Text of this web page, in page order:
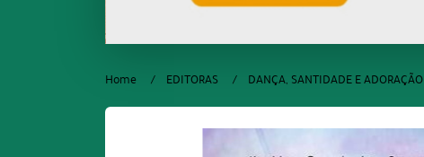
Home EDITORAS DANÇA, SANTIDADE E ADORAÇÃO